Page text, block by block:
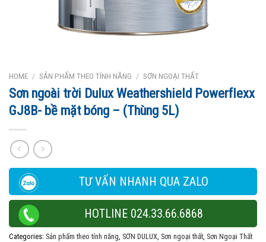
HOME / SẢN PHẨM THEO TÍNH NĂNG / SƠN NGOẠI THẤT
Sơn ngoài trời Dulux Weathershield Powerflexx
GJ8B- bề mặt bóng – (Thùng 5L)
TƯ VẤN NHANH QUA ZALO
HOTLINE 024.33.66.6868
Categories: Sản phẩm theo tính năng, SƠN DULUX, Sơn ngoại thất, Sơn Ngoại Thất